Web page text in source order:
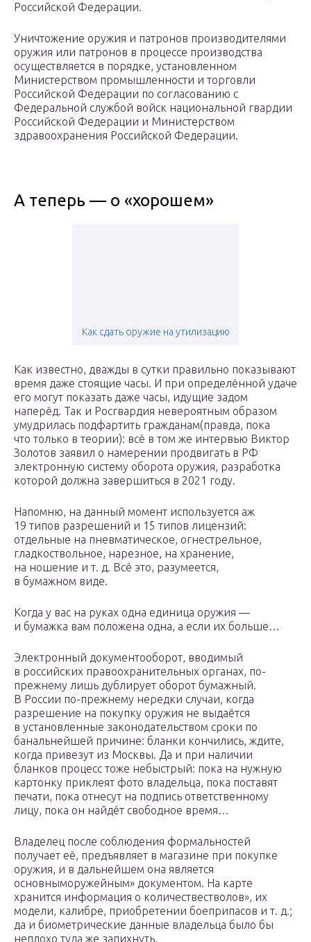
Российской Федерации.
Уничтожение оружия и патронов производителями
оружия или патронов в процессе производства
осуществляется в порядке, установленном
Министерством промышленности и торговли
Российской Федерации по согласованию с
Федеральной службой войск национальной гвардии
Российской Федерации и Министерством
здравоохранения Российской Федерации.
А теперь — о «хорошем»
Как сдать оружие на утилизацию
Как известно, дважды в сутки правильно показывают
время даже стоящие часы. И при определённой удаче
его могут показать даже часы, идущие задом
наперёд. Так и Росгвардия невероятным образом
умудрилась подфартить гражданам(правда, пока
что только в теории): всё в том же интервью Виктор
Золотов заявил о намерении продвигать в РФ
электронную систему оборота оружия, разработка
которой должна завершиться в 2021 году.
Напомню, на данный момент используется аж
19 типов разрешений и 15 типов лицензий:
отдельные на пневматическое, огнестрельное,
гладкоствольное, нарезное, на хранение,
на ношение и т. д. Всё это, разумеется,
в бумажном виде.
Когда у вас на руках одна единица оружия —
и бумажка вам положена одна, а если их больше…
Электронный документооборот, вводимый
в российских правоохранительных органах, по-
прежнему лишь дублирует оборот бумажный.
В России по-прежнему нередки случаи, когда
разрешение на покупку оружия не выдаётся
в установленные законодательством сроки по
банальнейшей причине: бланки кончились, ждите,
когда привезут из Москвы. Да и при наличии
бланков процесс тоже небыстрый: пока на нужную
картонку приклеят фото владельца, пока поставят
печати, пока отнесут на подпись ответственному
лицу, пока он найдёт свободное время…
Владелец после соблюдения формальностей
получает её, предъявляет в магазине при покупке
оружия, и в дальнейшем она является
основныморужейным» документом. На карте
хранится информация о количествестволов», их
модели, калибре, приобретении боеприпасов и т. д.;
да и биометрические данные владельца было бы
неплохо туда же запихнуть.